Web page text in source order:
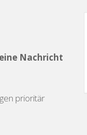
Nachricht
prioritär